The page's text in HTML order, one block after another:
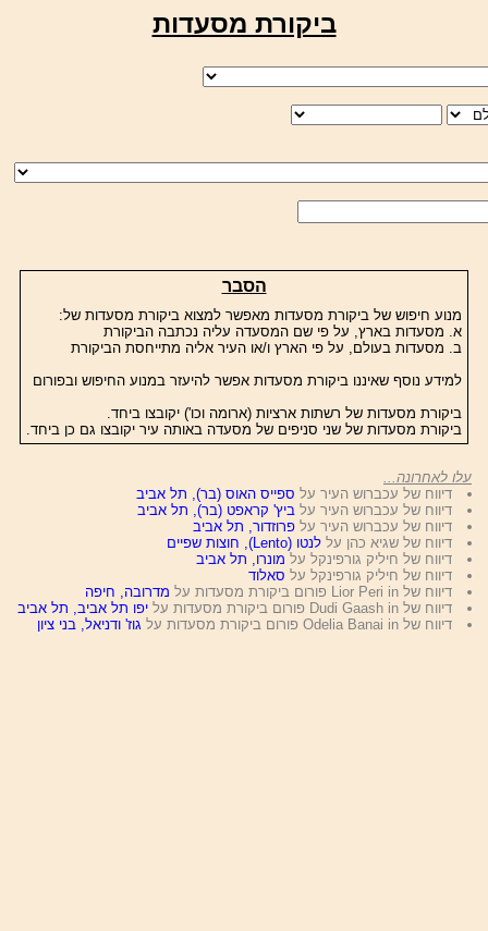
ביקורת מסעדות
הסבר
מנוע חיפוש של ביקורת מסעדות מאפשר למצוא ביקורת מסעדות של:
א. מסעדות בארץ, על פי שם המסעדה עליה נכתבה הביקורת
ב. מסעדות בעולם, על פי הארץ ו/או העיר אליה מתייחסת הביקורת
למידע נוסף שאיננו ביקורת מסעדות אפשר להיעזר במנוע החיפוש ובפורום
ביקורת מסעדות של רשתות ארציות (ארומה וכו') יקובצו ביחד.
ביקורת מסעדות של שני סניפים של מסעדה באותה עיר יקובצו גם כן ביחד.
עלו לאחרונה...
דיווח של עכברוש העיר על ספייס האוס (בר), תל אביב
דיווח של עכברוש העיר על ביץ' קראפט (בר), תל אביב
דיווח של עכברוש העיר עלפרוזדור, תל אביב
דיווח של שגיא כהן עללנטו (Lento), חוצות שפיים
דיווח של חיליק גורפינקל על מונרו, תל אביב
דיווח של חיליק גורפינקל על סאלוד
דיווח של Lior Peri in פורום ביקורת מסעדות על
מדרובה, חיפה
דיווח של Dudi Gaash in פורום ביקורת מסעדות על
יפו תל אביב, תל אביב
דיווח של Odelia Banai in פורום ביקורת מסעדות על
גוז' ודניאל, בני ציון